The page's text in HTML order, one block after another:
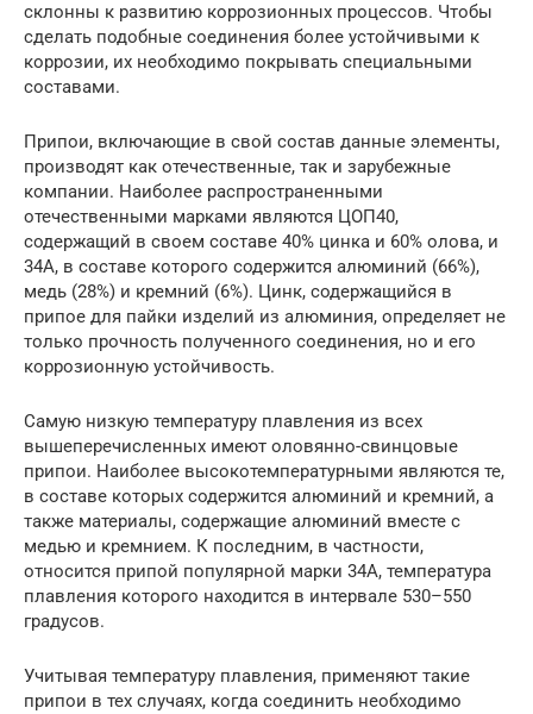
склонны к развитию коррозионных процессов. Чтобы
сделать подобные соединения более устойчивыми к
коррозии, их необходимо покрывать специальными
составами.
Припои, включающие в свой состав данные элементы,
производят как отечественные, так и зарубежные
компании. Наиболее распространенными
отечественными марками являются ЦОП40,
содержащий в своем составе 40% цинка и 60% олова, и
34А, в составе которого содержится алюминий (66%),
медь (28%) и кремний (6%). Цинк, содержащийся в
припое для пайки изделий из алюминия, определяет не
только прочность полученного соединения, но и его
коррозионную устойчивость.
Самую низкую температуру плавления из всех
вышеперечисленных имеют оловянно-свинцовые
припои. Наиболее высокотемпературными являются те,
в составе которых содержится алюминий и кремний, а
также материалы, содержащие алюминий вместе с
медью и кремнием. К последним, в частности,
относится припой популярной марки 34А, температура
плавления которого находится в интервале 530–550
градусов.
Учитывая температуру плавления, применяют такие
припои в тех случаях, когда соединить необходимо